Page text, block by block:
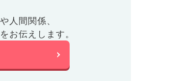
人間関係、
お伝えします。